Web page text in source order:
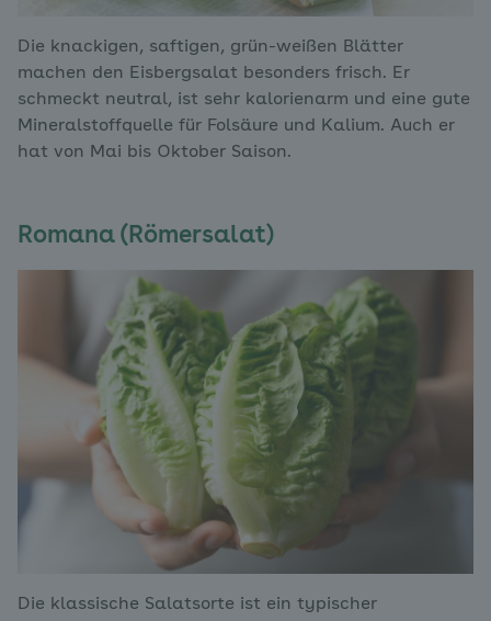
Die knackigen, saftigen, grün-weißen Blätter
machen den Eisbergsalat besonders frisch. Er
schmeckt neutral, ist sehr kalorienarm und eine gute
Mineralstoffquelle für Folsäure und Kalium. Auch er
hat von Mai bis Oktober Saison.
Romana (Römersalat)
Die klassische Salatsorte ist ein typischer